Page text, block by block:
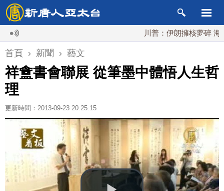
川普：伊朗擁核夢碎 海峽即將
首頁 › 新聞 › 藝文
祥盦書會聯展 從筆墨中體悟人生哲
理
更新時間：2013-09-23 20:25:15